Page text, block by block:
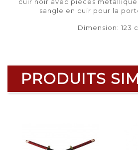
sangle en cuir pour la
Dimension: 123
PRODUITS